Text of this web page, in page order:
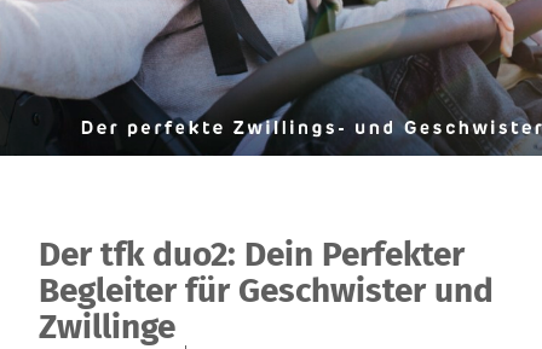
Der tfk duo2: Dein Perfekter
Begleiter für Geschwister und
Zwillinge